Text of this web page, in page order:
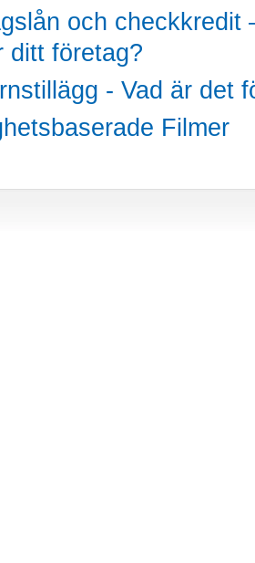
och checkkredit
ditt företag?
- Vad är det
Filmer